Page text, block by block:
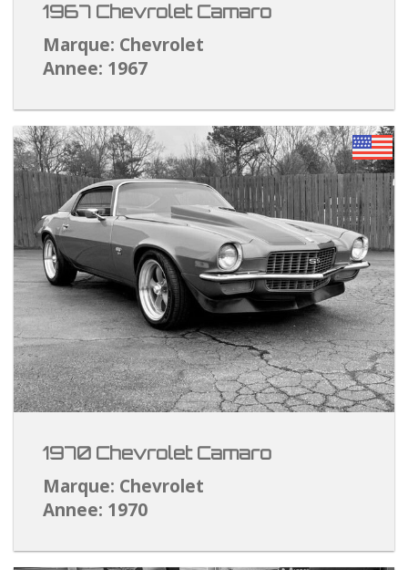
1967 Chevrolet Camaro
Marque: Chevrolet
Annee: 1967
1970 Chevrolet Camaro
Marque: Chevrolet
Annee: 1970